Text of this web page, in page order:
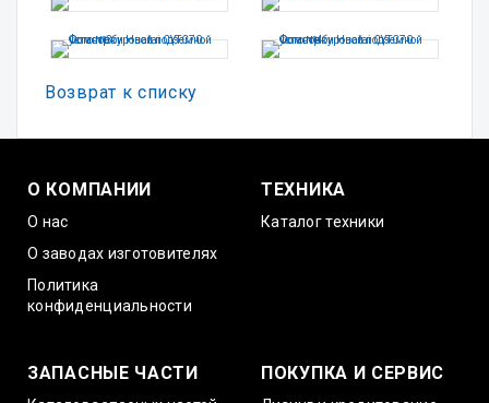
Возврат к списку
О КОМПАНИИ
О нас
О заводах изготовителях
Политика
конфиденциальности
ТЕХНИКА
Каталог техники
ЗАПАСНЫЕ ЧАСТИ ПОКУПКА И СЕРВИС